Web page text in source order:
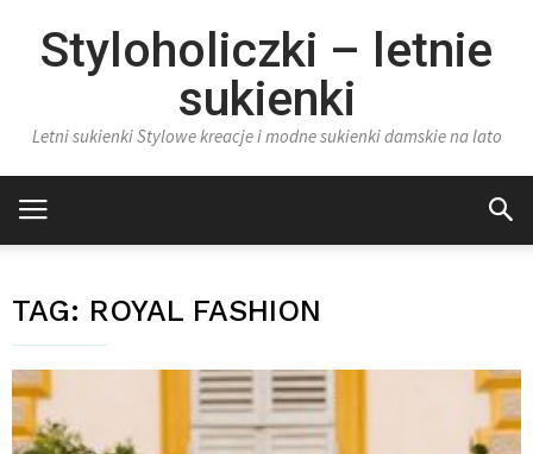
Styloholiczki – letnie
sukienki
Letni sukienki Stylowe kreacje i modne sukienki damskie na lato
TAG: ROYAL FASHION